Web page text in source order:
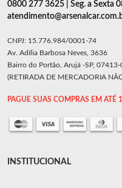
0800 277 3625 | Seg. a Sexta
CNPJ: 15.776.984/0001-74
Av. Adília Barbosa Neves, 3636
Bairro do Portão, Arujá -SP,
(RETIRADA DE MERCADORIA
PAGUE SUAS COMPRAS EM ATÉ
INSTITUCIONAL